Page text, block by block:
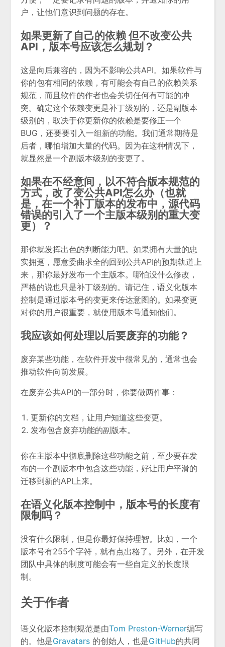
户，让他们意识到问题的存在。
如果更新了自己的依赖 但不改变公共
API，版本号应该怎么规划？
这是向后兼容的，因为不影响公共API。如果软件与
你的包有相同的依赖，有可能会有自己的依赖关系
规范，而且软件的作者也会关切任何有可能的冲
突。确定这个依赖变更是补丁级别的，还是副版本
级别的，取决于你更新你的依赖是要修正一个
BUG，还要要引入一组新的功能。我们通常期待是
后者，哪怕增加大量的代码。因为在这种情况下，
就显然是一个副版本级别的变更了。
如果在不经意间，以不符合版本规范的
方式，改了变公共API怎么办（也就
是，在一个补丁版本的发布中，源代码
错误的引入了一个主版本级别的重大变
更）？
那你就发挥出色的判断能力吧。如果拥有大量的忠
实拥趸，愿意委曲求全的回到公共API的预期轨道上
来，那你最好发布一个主版本。哪怕没什么修改，
严格的说也只是补丁级别的。请记住，语义化版本
控制是通过版本号的变更来传达意图的。如果变更
对你的用户很重要，就使用版本号通知他们。
我应该如何处理以后要废弃的功能？
废弃某些功能，在软件开发中很常见的，通常也会
推动软件向前发展。
在废弃公共API的一部分时，你要做两件事：
更新你的文档，让用户知道这些变更。
发布包含废弃功能的副版本。
你在主版本中彻底删除这些功能之前，至少要在发
布的一个副版本中包含这些功能，好让用户平滑的
迁移到新的API上来。
在语义化版本控制中，版本号的长度有
限制吗？
没有什么限制，但是你最好保持理智。比如，一个
版本号有255个字符，就有点出格了。另外，在开发
团队中具体的制度可能会有一些自定义的长度限
制。
关于作者
语义化版本控制规范是由Tom Preston-Werner编写
的。他是Gravatars 的创始人，也是GitHub的共同